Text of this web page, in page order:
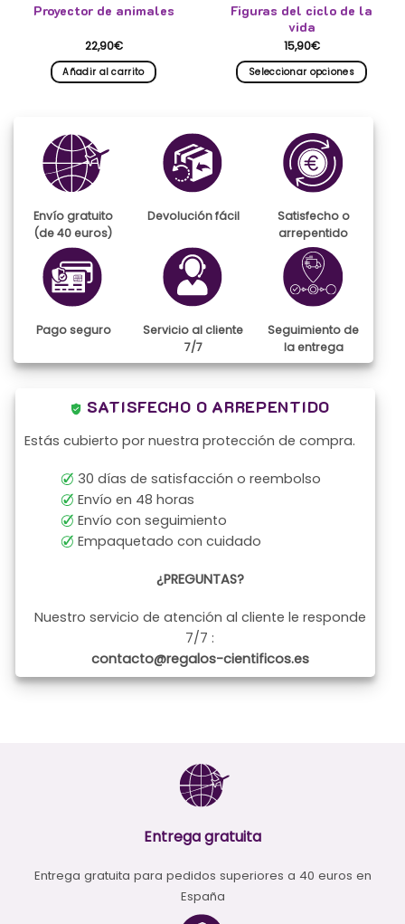
Proyector de animales
22,90€
Añadir al carrito
Figuras del ciclo de la
vida
15,90€
Seleccionar opciones
múltiples
variantes.
Las
opciones
se
pueden
elegir
en
la
página
producto
Envío gratuito
(de 40 euros)
Devolución fácil
Satisfecho o
arrepentido
Pago seguro
Servicio al cliente
7/7
Seguimiento de
la entrega
SATISFECHO O ARREPENTIDO
Estás cubierto por nuestra protección de compra.
30 días de satisfacción o reembolso
Envío en 48 horas
Envío con seguimiento
Empaquetado con cuidado
¿PREGUNTAS?
Nuestro servicio de atención al cliente le responde
7/7 :
contacto@regalos-cientificos.es
Entrega gratuita
Entrega gratuita para pedidos superiores a 40 euros en
España